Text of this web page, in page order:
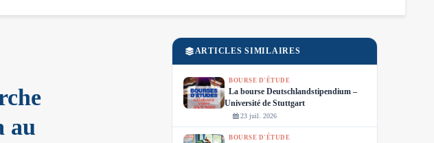
au
ARTICLES SIMILAIRES
BOURSE D'ÉTUDE
La bourse Deutschlandstipendium –
Université de Stuttgart
23 juil. 2026
BOURSE D'ÉTUDE